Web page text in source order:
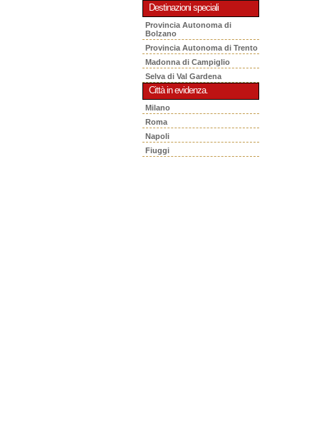
Destinazioni speciali
Provincia Autonoma di
Bolzano
Provincia Autonoma di Trento
Madonna di Campiglio
Selva di Val Gardena
Città in evidenza.
Milano
Roma
Napoli
Fiuggi